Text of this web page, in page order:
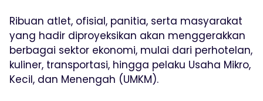
Ribuan atlet, ofisial, panitia, serta masyarakat
yang hadir diproyeksikan akan menggerakkan
berbagai sektor ekonomi, mulai dari perhotelan,
kuliner, transportasi, hingga pelaku Usaha Mikro,
Kecil, dan Menengah (UMKM).